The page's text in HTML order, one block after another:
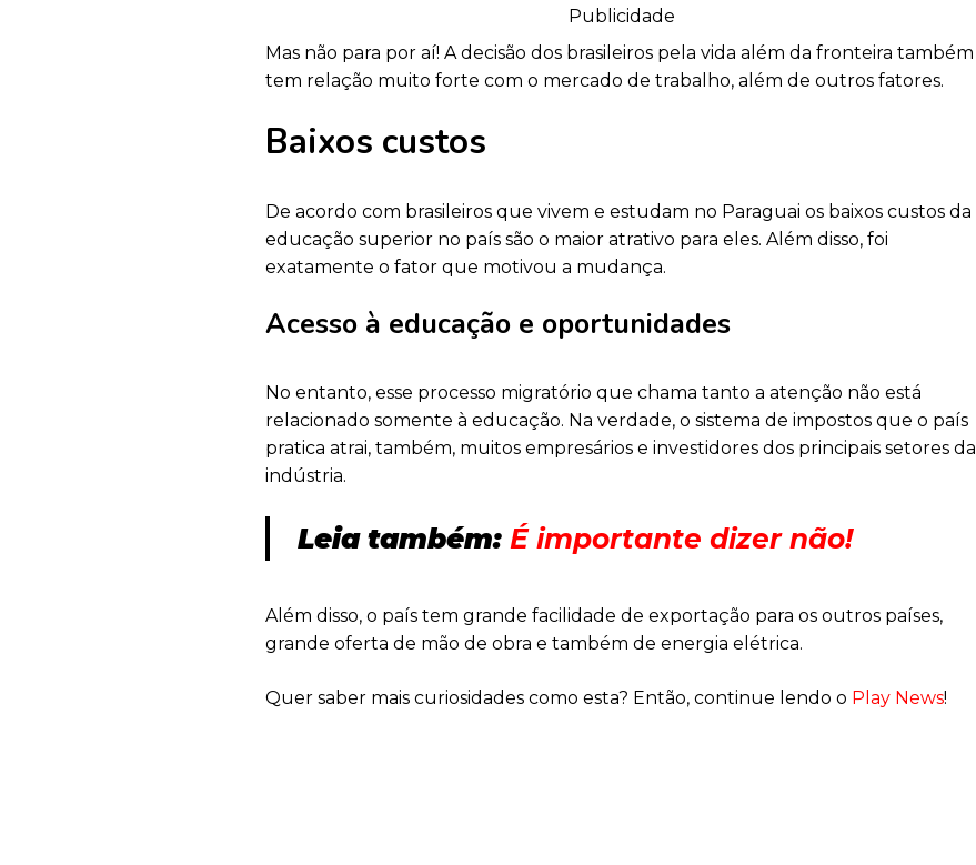
Publicidade
Mas não para por aí! A decisão dos brasileiros pela vida além da fronteira também
tem relação muito forte com o mercado de trabalho, além de outros fatores.
Baixos custos
De acordo com brasileiros que vivem e estudam no Paraguai os baixos custos da
educação superior no país são o maior atrativo para eles. Além disso, foi
exatamente o fator que motivou a mudança.
Acesso à educação e oportunidades
No entanto, esse processo migratório que chama tanto a atenção não está
relacionado somente à educação. Na verdade, o sistema de impostos que o país
pratica atrai, também, muitos empresários e investidores dos principais setores da
indústria.
Leia também: É importante dizer não!
Além disso, o país tem grande facilidade de exportação para os outros países,
grande oferta de mão de obra e também de energia elétrica.
Quer saber mais curiosidades como esta? Então, continue lendo o Play News!